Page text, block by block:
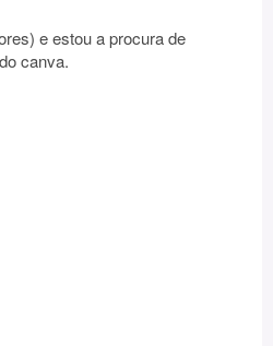
e estou a procura de
canva.